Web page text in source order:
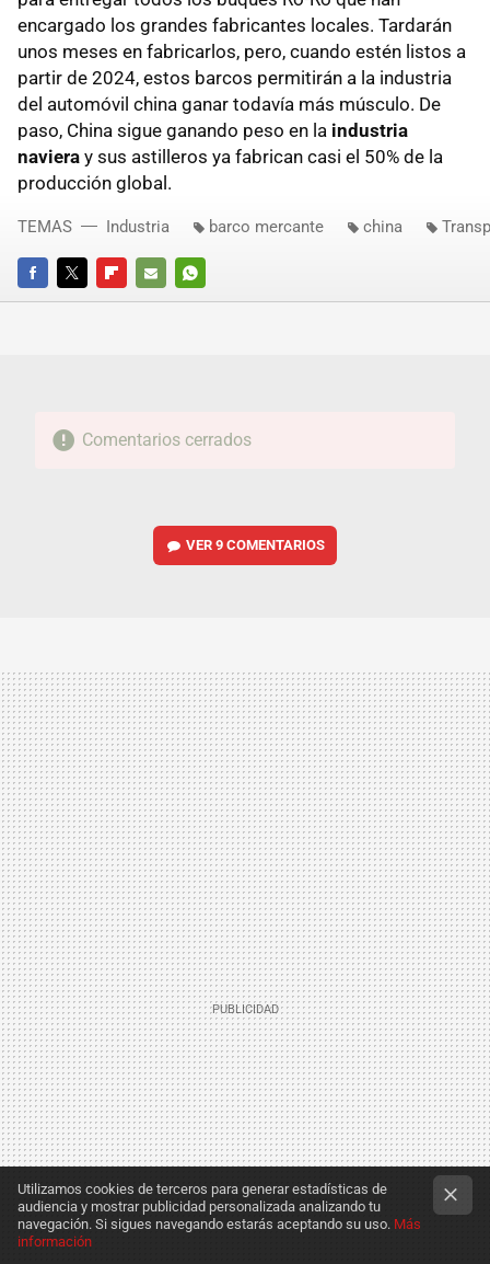
encargado los grandes fabricantes locales. Tardarán
unos meses en fabricarlos, pero, cuando estén listos a
partir de 2024, estos barcos permitirán a la industria
del automóvil china ganar todavía más músculo. De
paso, China sigue ganando peso en la industria
naviera y sus astilleros ya fabrican casi el 50% de la
producción global.
FACEBOOKTWITTERFLIPBOARD
E-
WHATSAPP
TEMAS Industria barco mercante china
Comentarios cerrados
VER9 COMENTARIOS
Utilizamos cookies de terceros para generar estadísticas de
audiencia y mostrar publicidad personalizada analizando tu
navegación. Si sigues navegando estarás aceptando su uso. Más
información